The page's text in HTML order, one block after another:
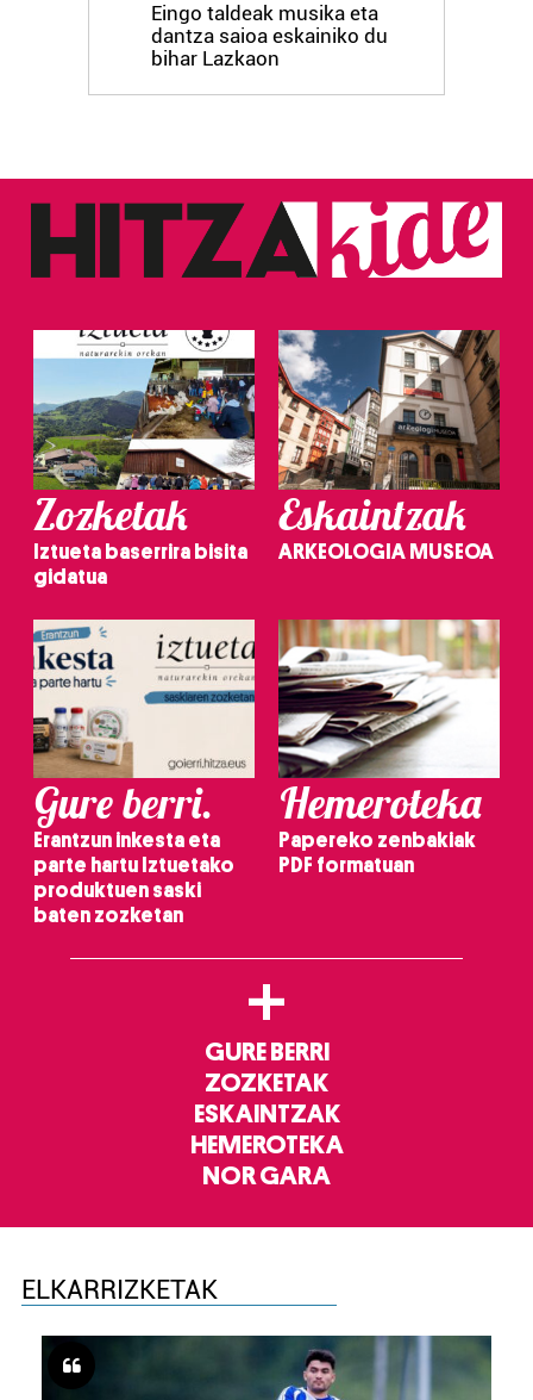
Eingo taldeak musika eta
dantza saioa eskainiko du
bihar Lazkaon
Zozketak
Iztueta baserrira bisita
gidatua
Eskaintzak
ARKEOLOGIA MUSEOA
Gure berri.
Erantzun inkesta eta
parte hartu Iztuetako
produktuen saski
baten zozketan
Hemeroteka
Papereko zenbakiak
PDF formatuan
+
GURE BERRI
ZOZKETAK
ESKAINTZAK
HEMEROTEKA
NOR GARA
ELKARRIZKETAK